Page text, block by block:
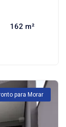
162 m²
para Morar